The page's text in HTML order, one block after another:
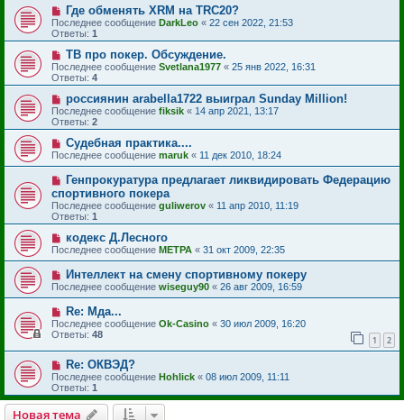
Где обменять XRM на TRC20?
Последнее сообщение DarkLeo « 22 сен 2022, 21:53
Ответы: 1
ТВ про покер. Обсуждение.
Последнее сообщение Svetlana1977 « 25 янв 2022, 16:31
Ответы: 4
россиянин arabella1722 выиграл Sunday Million!
Последнее сообщение fiksik « 14 апр 2021, 13:17
Ответы: 2
Судебная практика....
Последнее сообщение maruk « 11 дек 2010, 18:24
Генпрокуратура предлагает ликвидировать Федерацию
спортивного покера
Последнее сообщение guliwerov « 11 апр 2010, 11:19
Ответы: 1
кодекс Д.Лесного
Последнее сообщение МЕТРА « 31 окт 2009, 22:35
Интеллект на смену спортивному покеру
Последнее сообщение wiseguy90 « 26 авг 2009, 16:59
Re: Мда...
Последнее сообщение Ok-Casino « 30 июл 2009, 16:20
Ответы: 48 1 2
Re: ОКВЭД?
Последнее сообщение Hohlick « 08 июл 2009, 11:11
Ответы: 1
Новая тема